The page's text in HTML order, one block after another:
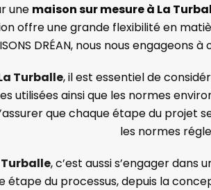
une maison sur mesure à La
offre une grande flexibilité en
DRÉAN, nous nous
Turballe, il est essentiel de
utilisées ainsi que les normes
que chaque étape du
les normes
, c’est aussi s’engager dans
étape du processus, depuis la